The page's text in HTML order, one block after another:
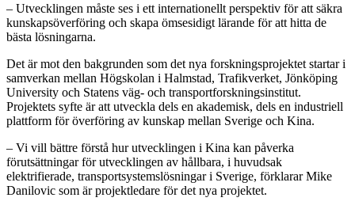
– Utvecklingen måste ses i ett internationellt perspektiv för att säkra
kunskapsöverföring och skapa ömsesidigt lärande för att hitta de
bästa lösningarna.
Det är mot den bakgrunden som det nya forskningsprojektet startar i
samverkan mellan Högskolan i Halmstad, Trafikverket, Jönköping
University och Statens väg- och transportforskningsinstitut.
Projektets syfte är att utveckla dels en akademisk, dels en industriell
plattform för överföring av kunskap mellan Sverige och Kina.
– Vi vill bättre förstå hur utvecklingen i Kina kan påverka
förutsättningar för utvecklingen av hållbara, i huvudsak
elektrifierade, transportsystemslösningar i Sverige, förklarar Mike
Danilovic som är projektledare för det nya projektet.